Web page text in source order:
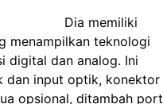
Dia memiliki
menampilkan teknologi
digital dan analog. Ini
dan input optik, konektor
opsional, ditambah port